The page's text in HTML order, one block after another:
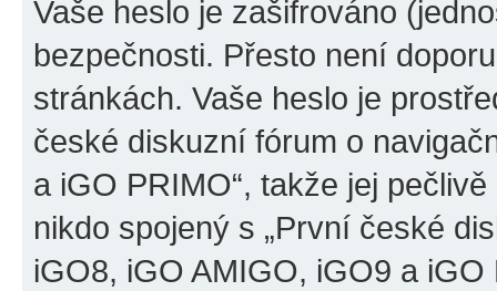
Vaše heslo je zašifrováno
bezpečnosti. Přesto není
stránkách. Vaše heslo je
české diskuzní fórum o
a iGO PRIMO“, takže jej
nikdo spojený s „První české
iGO8, iGO AMIGO, iGO9 a